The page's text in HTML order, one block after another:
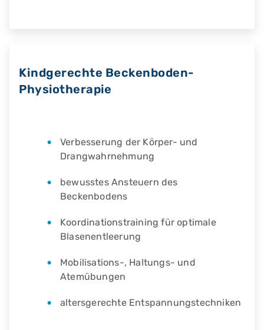
Kindgerechte Beckenboden-
Physiotherapie
Verbesserung der Körper- und
Drangwahrnehmung
bewusstes Ansteuern des
Beckenbodens
Koordinationstraining für optimale
Blasenentleerung
Mobilisations-, Haltungs- und
Atemübungen
altersgerechte Entspannungstechniken